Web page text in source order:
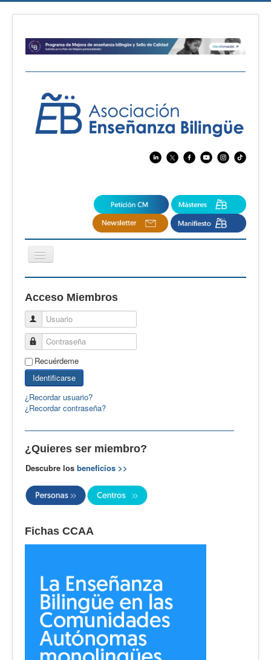
Cambiar
navegación
CertAcleB
Profesores Visitantes
Calidad
Artículos
Recursos
Observatorio EB
CIEB
Contacto
Acceso Miembros
Usuario
Contraseña
Recuérdeme
Identificarse
¿Recordar usuario?
¿Recordar contraseña?
¿Quieres ser miembro?
Descubre los beneficios >>
Fichas CCAA